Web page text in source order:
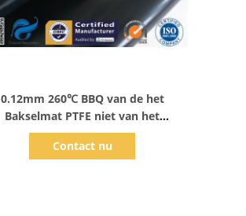
0.12mm 260℃ BBQ van de het
Bakselmat PTFE niet van het
Stoksilicone Grillmat 33x40cm
Contact nu